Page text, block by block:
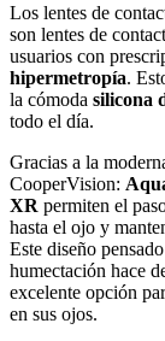
Los lentes de
son lentes de
usuarios con
hipermetropía.
la cómoda silicona
todo el día.
Gracias a la
CooperVision:
XR permiten el
hasta el ojo y
Este diseño
humectación hace
excelente opción
en sus ojos.